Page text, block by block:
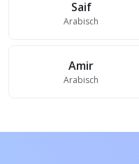
Saif
Arabisch
Amir
Arabisch